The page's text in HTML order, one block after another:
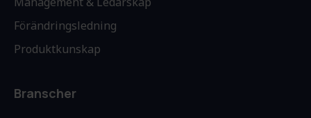
Förändringsledning
Produktkunskap
Branscher